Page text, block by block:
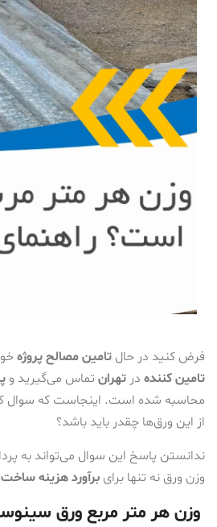
فرض کنید در حال تامین مصالح پروژهخود
تامین کننده در تهران تماس می‌گیرید و
محاسبه شده است. اینجاست که سوال
از این ورق‌ها چقدر باید باشد؟
ندانستن پاسخ این سوال می‌تواند به
وزن ورق نه تنها برای برآورد هزینه ساخت
وزن هر متر مربع ورق